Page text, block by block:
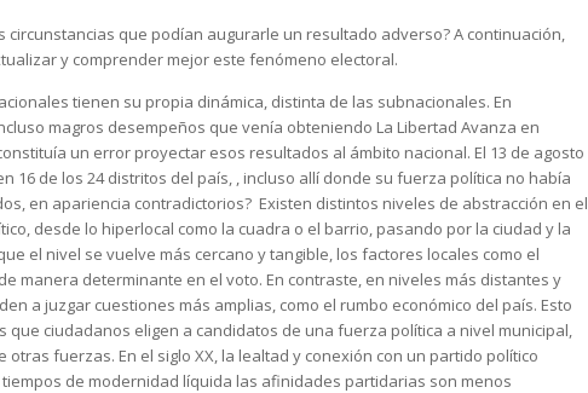
que podían augurarle un resultado adverso? A continuación,
y comprender mejor este fenómeno electoral.
tienen su propia dinámica, distinta de las subnacionales. En
magros desempeños que venía obteniendo La Libertad Avanza en
un error proyectar esos resultados al ámbito nacional. El 13 de agosto
16 de los 24 distritos del país, , incluso allí donde su fuerza política no había
en apariencia contradictorios? Existen distintos niveles de abstracción en el
desde lo hiperlocal como la cuadra o el barrio, pasando por la ciudad y la
el nivel se vuelve más cercano y tangible, los factores locales como el
manera determinante en el voto. En contraste, en niveles más distantes y
a juzgar cuestiones más amplias, como el rumbo económico del país. Esto
ciudadanos eligen a candidatos de una fuerza política a nivel municipal,
fuerzas. En el siglo XX, la lealtad y conexión con un partido político
de modernidad líquida las afinidades partidarias son menos